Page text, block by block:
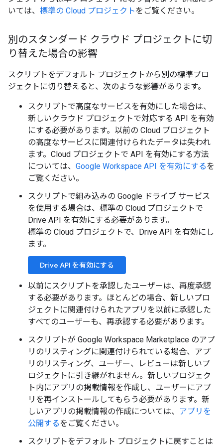
いては、 標準の Cloud プロジェクトをご覧ください。
別のスタンダード クラウド プロジェクトに切
り替えた場合の影響
スクリプトをデフォルト プロジェクトから別の標準プロ
ジェクトに切り替えると、次のような影響があります。
スクリプトで高度なサービスを有効にした場合は、
新しいクラウド プロジェクトで対応する API を有効
にする必要があります。以前の Cloud プロジェクト
の高度なサービスに関連付けられたデータは失われ
ます。Cloud プロジェクトで API を有効にする方法
については、 Google Workspace API を有効にするを
ご覧ください。
スクリプトで組み込みの Google ドライブ サービス
を使用する場合は、標準の Cloud プロジェクトで
Drive API を有効にする必要があります。
標準の Cloud プロジェクトで、Drive API を有効にし
ます。
Drive API を有効にする
以前にスクリプトを承認したユーザーは、再度承認
する必要があります。ほとんどの場合、新しいプロ
ジェクトに関連付けられたアプリを以前に承認した
すべてのユーザーも、再承認する必要があります。
スクリプトが Google Workspace Marketplace のアプ
リのリスティングに関連付けられている場合、アプ
リのリスティング、ユーザー、レビューは新しいプ
ロジェクトに引き継がれません。新しいプロジェク
ト内にアプリの掲載情報を作成し、ユーザーにアプ
リを再インストールしてもらう必要があります。新
しいアプリの掲載情報の作成については、 アプリを
公開するをご覧ください。
スクリプトをデフォルト プロジェクトに戻すことは